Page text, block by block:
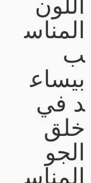
اللون
المناس
ب
بيساع
د في
خلق
الجو
المناس